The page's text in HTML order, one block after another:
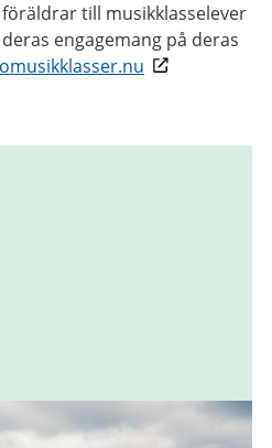
till musikklasselever
engagemang på deras